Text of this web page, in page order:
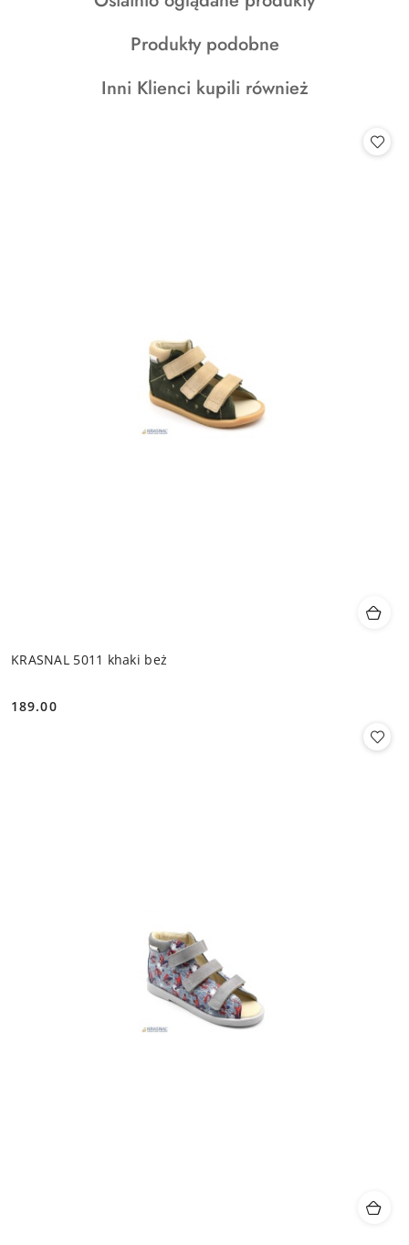
statusie:Produkty
statusie:
Produkty podobne
Produkty
Inni Klienci kupili również
KRASNAL 5011 khaki beż
Cena:
189.00